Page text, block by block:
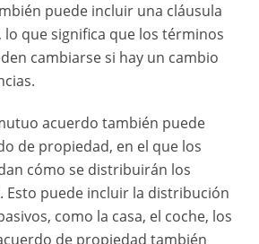
puede incluir una cláusula
lo que significa que los términos
cambiarse si hay un cambio
acuerdo también puede
de propiedad, en el que los
cómo se distribuirán los
Esto puede incluir la distribución
como la casa, el coche, los
de propiedad también